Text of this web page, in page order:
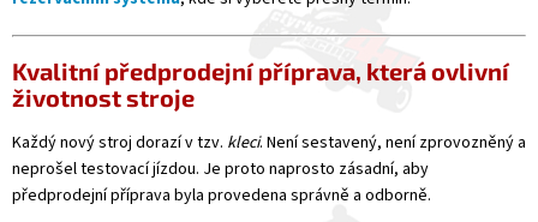
Kvalitní předprodejní příprava, která ovlivní
životnost stroje
Každý nový stroj dorazí v tzv. kleci. Není sestavený, není zprovozněný a
neprošel testovací jízdou. Je proto naprosto zásadní, aby
předprodejní příprava byla provedena správně a odborně.